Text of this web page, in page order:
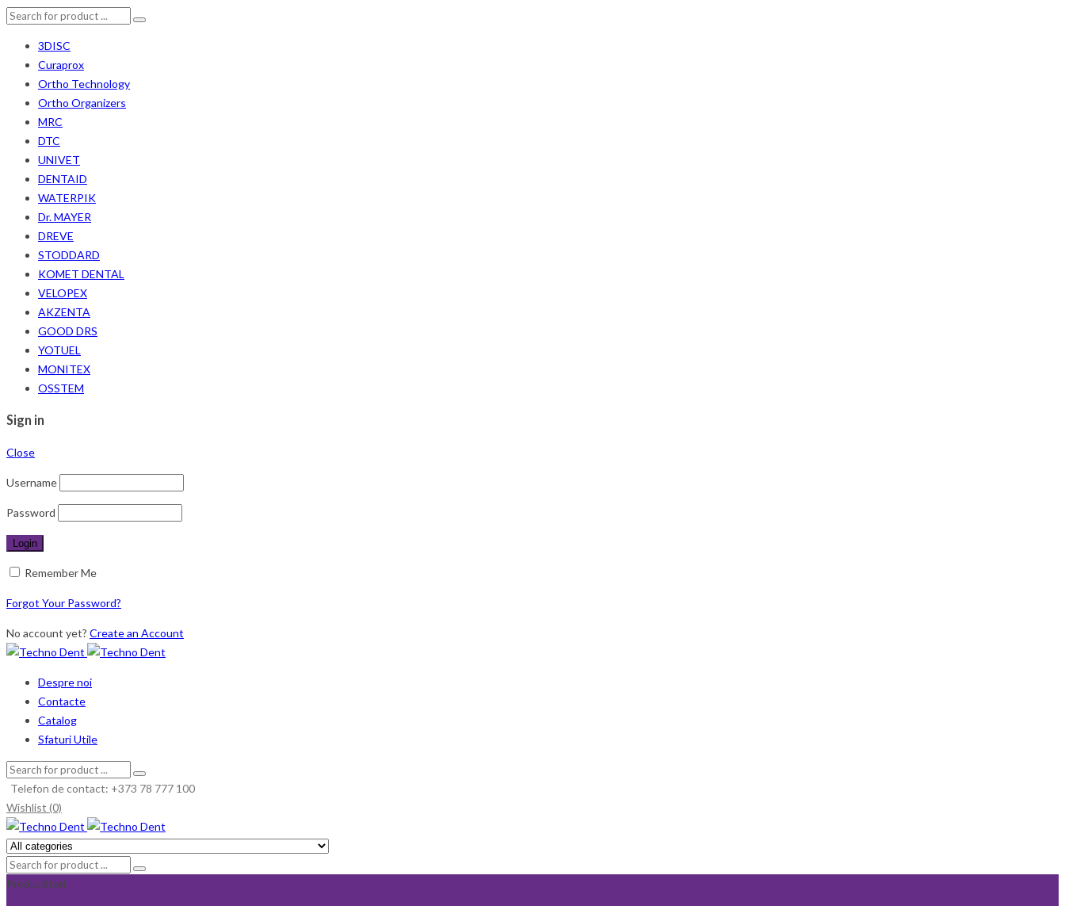
3DISC
Curaprox
Ortho Technology
Ortho Organizers
MRC
DTC
UNIVET
DENTAID
WATERPIK
Dr. MAYER
DREVE
STODDARD
KOMET DENTAL
VELOPEX
AKZENTA
GOOD DRS
YOTUEL
MONITEX
OSSTEM
Sign in
Close
Username
Password
Remember Me
Forgot Your Password?
No account yet? Create an Account
Despre noi
Contacte
Catalog
Sfaturi Utile
Telefon de contact: +373 78 777 100
Wishlist (0)
Producători